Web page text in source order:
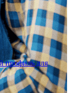
профиль для